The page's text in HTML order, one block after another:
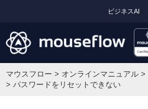
ビジネスAI
マウスフロー > オンラインマニュアル >
> パスワードをリセットできない